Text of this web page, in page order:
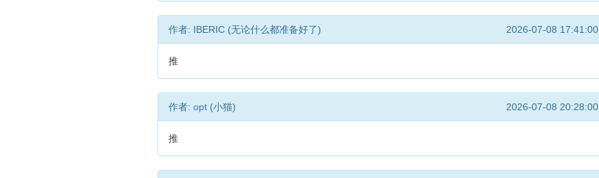
作者: IBERIC (无论什么都准备好了) 2026-07-08 17:41:00
推
作者: opt (小猫) 2026-07-08 20:28:00
推